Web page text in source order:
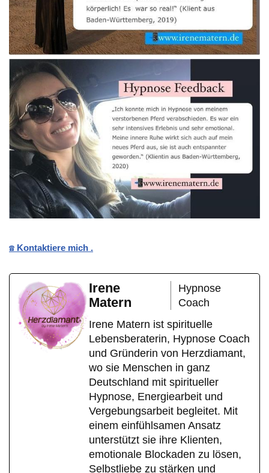
☎️ Kontaktiere mich .
Irene
Matern
Hypnose
Coach
Irene Matern ist spirituelle
Lebensberaterin, Hypnose Coach
und Gründerin von Herzdiamant,
wo sie Menschen in ganz
Deutschland mit spiritueller
Hypnose, Energiearbeit und
Vergebungsarbeit begleitet. Mit
einem einfühlsamen Ansatz
unterstützt sie ihre Klienten,
emotionale Blockaden zu lösen,
Selbstliebe zu stärken und